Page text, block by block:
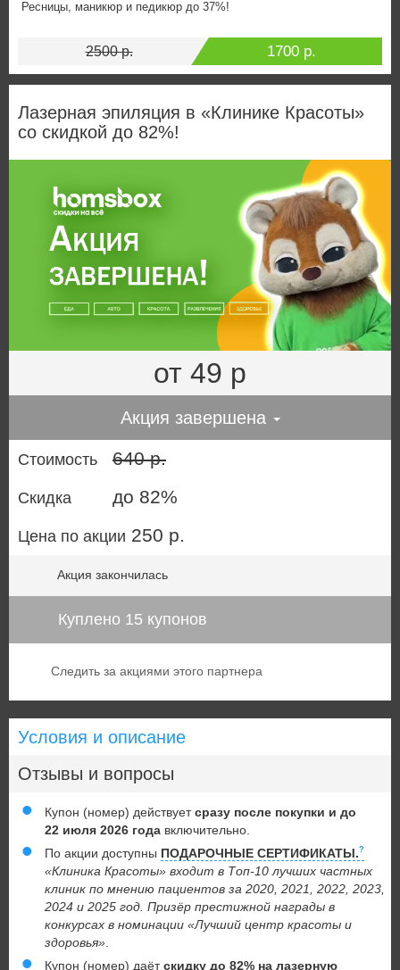
Ресницы, маникюр и педикюр до 37%!
2500 р. 1700 р.
Лазерная эпиляция в «Клинике Красоты»
со скидкой до 82%!
от 49 р
Акция завершена
Стоимость 640 р.
Скидка до 82%
Цена по акции 250 р.
Акция закончилась
Куплено 15 купонов
Следить за акциями этого партнера
Условия и описание
Отзывы и вопросы
Купон (номер) действуетсразу после покупки и до
22 июля 2026 года включительно.
По акции доступны ПОДАРОЧНЫЕ СЕРТИФИКАТЫ.
«Клиника Красоты» входит в Топ-10 лучших частных
клиник по мнению пациентов за 2020, 2021, 2022, 2023,
2024 и 2025 год. Призёр престижной награды в
конкурсах в номинации «Лучший центр красоты и
здоровья».
Купон (номер) даётскидку до 82% на лазерную